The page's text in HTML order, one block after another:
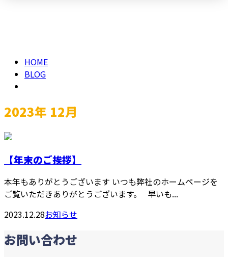
HOME
BLOG
2023年 12月
【年末のご挨拶】
本年もありがとうございます いつも弊社のホームページを
ご覧いただきありがとうございます。 早いも...
2023.12.28お知らせ
お問い合わせ